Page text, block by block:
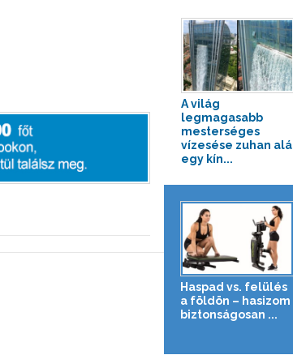
A világ
legmagasabb
mesterséges
vízesése zuhan alá
egy kín...
Haspad vs. felülés
a földön – hasizom
biztonságosan ...